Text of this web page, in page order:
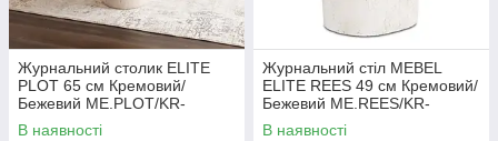
Журнальний столик ELITE
PLOT 65 см Кремовий/
Бежевий ME.PLOT/KR-
BZ/MGO/L
В наявності
Журнальний стіл MEBEL
ELITE REES 49 см Кремовий/
Бежевий ME.REES/KR-
BZ/MGO/L
В наявності